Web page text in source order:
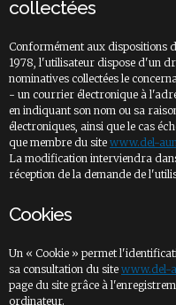
collectées
Conformément aux dispositions
1978, l'utilisateur dispose d'un
nominatives collectées le
- un courrier électronique à
en indiquant son nom ou sa
électroniques, ainsi que le cas
que membre du site www.del-
La modification interviendra
réception de la demande de
Cookies
Un « Cookie » permet
sa consultation du site www.del-
page du site grâce à
ordinateur.